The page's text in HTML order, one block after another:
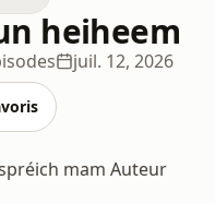
heiheem
juil. 12, 2026
mam Auteur